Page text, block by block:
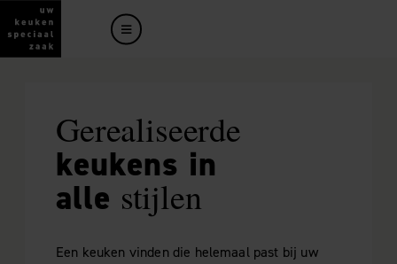
Gerealiseerde
keukens in
alle stijlen
Een keuken vinden die helemaal past bij uw